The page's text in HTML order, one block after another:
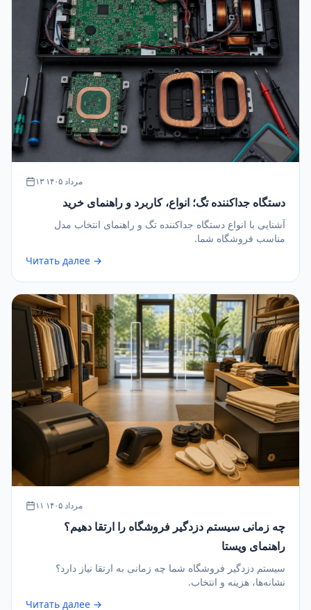
۱۳ مرداد ۱۴۰۵
دستگاه جداکننده تگ؛ انواع، کاربرد و راهنمای خرید
آشنایی با انواع دستگاه جداکننده تگ و راهنمای انتخاب مدل
مناسب فروشگاه شما.
Читать далее →
۱۱ مرداد ۱۴۰۵
چه زمانی سیستم دزدگیر فروشگاه را ارتقا دهیم؟
راهنمای ویستا
سیستم دزدگیر فروشگاه شما چه زمانی به ارتقا نیاز دارد؟
نشانه‌ها، هزینه و انتخاب.
Читать далее →